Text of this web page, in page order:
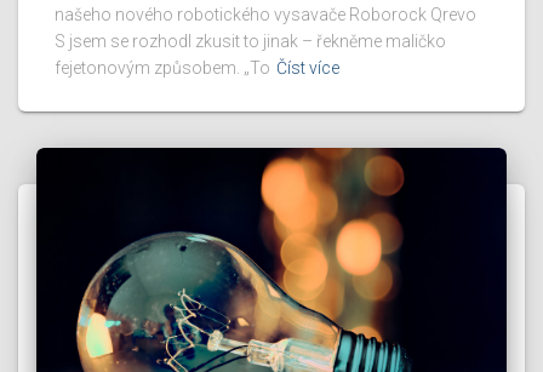
našeho nového robotického vysavače Roborock Qrevo
S jsem se rozhodl zkusit to jinak – řekněme maličko
fejetonovým způsobem. „To Číst více